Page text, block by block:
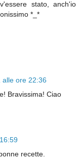
stato, anch'io
*_*
alle ore 22:36
Bravissima! Ciao
recette.